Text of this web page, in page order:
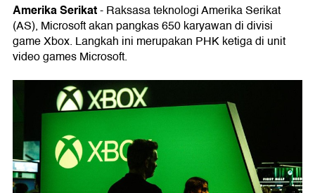
Amerika Serikat- Raksasa teknologi Amerika Serikat
(AS), Microsoft akan pangkas 650 karyawan di divisi
game Xbox. Langkah ini merupakan PHK ketiga di unit
video games Microsoft.